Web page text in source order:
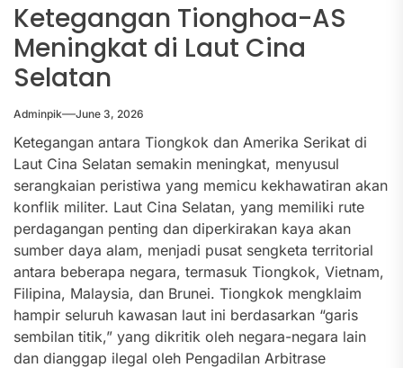
Ketegangan Tionghoa-AS
Meningkat di Laut Cina
Selatan
Adminpik June 3, 2026
Ketegangan antara Tiongkok dan Amerika Serikat di
Laut Cina Selatan semakin meningkat, menyusul
serangkaian peristiwa yang memicu kekhawatiran akan
konflik militer. Laut Cina Selatan, yang memiliki rute
perdagangan penting dan diperkirakan kaya akan
sumber daya alam, menjadi pusat sengketa territorial
antara beberapa negara, termasuk Tiongkok, Vietnam,
Filipina, Malaysia, dan Brunei. Tiongkok mengklaim
hampir seluruh kawasan laut ini berdasarkan “garis
sembilan titik,” yang dikritik oleh negara-negara lain
dan dianggap ilegal oleh Pengadilan Arbitrase